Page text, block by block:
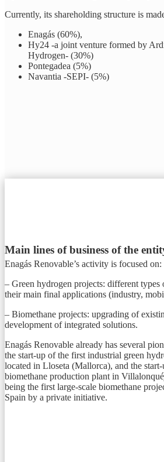
Currently, its shareholding structure is
Enagás (60%),
Hy24 -a joint venture formed by
Hydrogen- (30%)
Pontegadea (5%)
Navantia -SEPI- (5%)
Main lines of business of the
Enagás Renovable’s activity is focused on:
– Green hydrogen projects: different types
their main final applications (industry,
– Biomethane projects: upgrading of
development of integrated solutions.
Enagás Renovable already has several
the start-up of the first industrial green
located in Lloseta (Mallorca), and the
biomethane production plant in
being the first large-scale biomethane
Spain by a private initiative.